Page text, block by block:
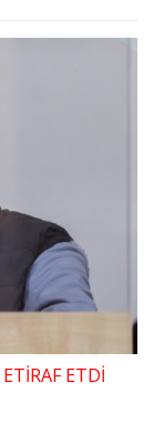
ETİRAF ETDİ